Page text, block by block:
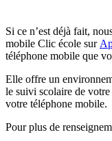
Si ce n’est déjà fait,
mobile Clic école sur
téléphone mobile que
Elle offre un
le suivi scolaire de
votre téléphone mobile.
Pour plus de